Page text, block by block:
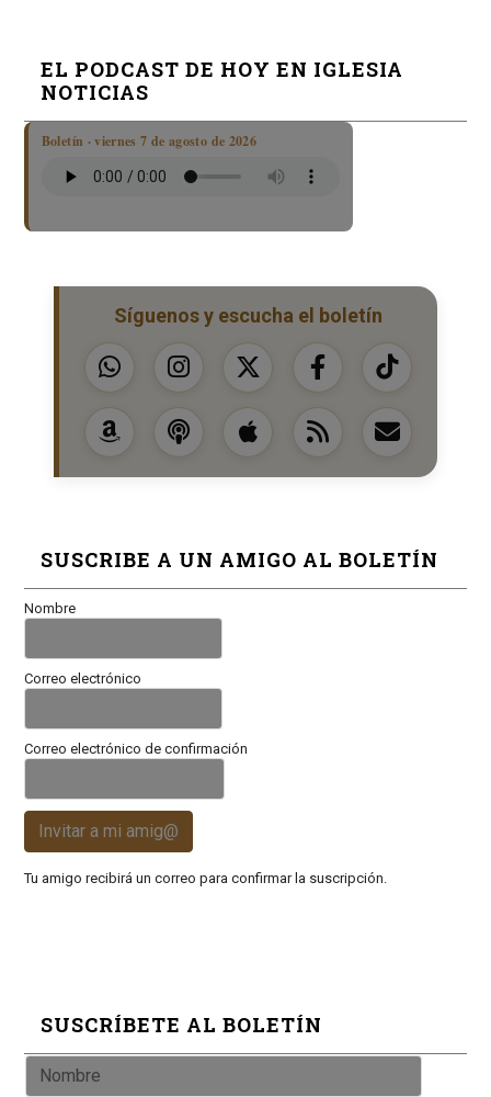
EL PODCAST DE HOY EN IGLESIA
NOTICIAS
Boletín · viernes 7 de agosto de 2026
Síguenos y escucha el boletín
SUSCRIBE A UN AMIGO AL BOLETÍN
Nombre
Correo electrónico
Correo electrónico de confirmación
Invitar a mi amig@
Tu amigo recibirá un correo para confirmar la suscripción.
SUSCRÍBETE AL BOLETÍN